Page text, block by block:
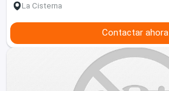
La Cisterna
Contactar ahora